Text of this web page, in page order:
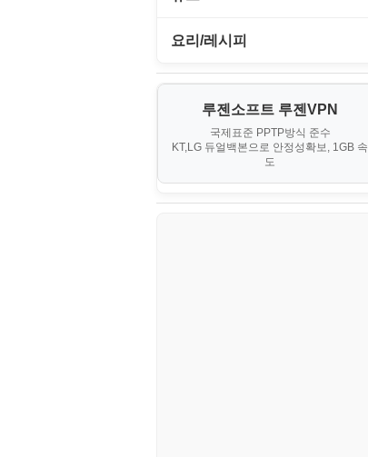
경찰청-외사
계약서
등기소
이력서
휴대용게임
JavaScript
MacOS/맥북
MCP
MS SQL Server
엔탑프로(NTOPPRO)
휴폐업조회
부동산
IV. 클러스터 및 고가용성 (HA)
V. 고급 기능 및 CLI 활용
VI. 장애 조치 (Failover) 심화 시
IT/보안
게임
경제
부동산
요리/레시피
노하우
소스/양념장
루젠소프트 루젠VPN
국제표준 PPTP방식 준수
KT,LG 듀얼백본으로 안정성확보, 1GB 속
도